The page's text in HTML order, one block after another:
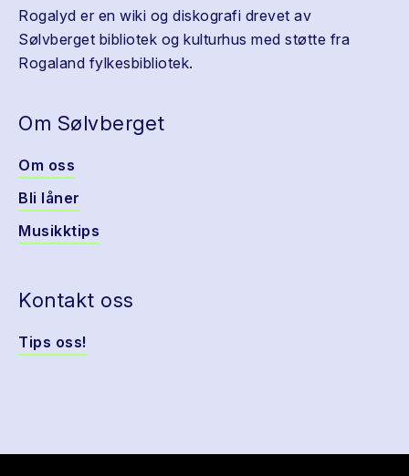
Rogalyd er en wiki og diskografi drevet av
Sølvberget bibliotek og kulturhus med støtte fra
Rogaland fylkesbibliotek.
Om Sølvberget
Om oss
Bli låner
Musikktips
Kontakt oss
Tips oss!